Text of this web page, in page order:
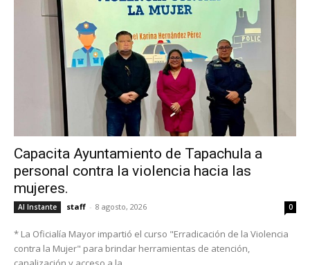
Capacita Ayuntamiento de Tapachula a
personal contra la violencia hacia las
mujeres.
Al Instante staff - 8 agosto, 2026 0
* La Oficialía Mayor impartió el curso "Erradicación de la Violencia
contra la Mujer" para brindar herramientas de atención,